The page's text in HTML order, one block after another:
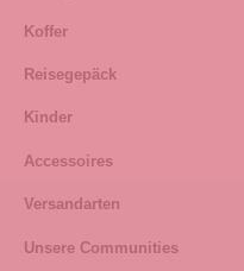
Koffer
Reisegepäck
Kinder
Accessoires
Versandarten
Unsere Communities